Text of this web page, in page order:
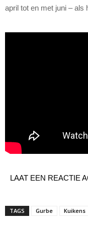
april tot en met juni – als
LAAT EEN REACTIE
TAGS Gurbe Kuikens